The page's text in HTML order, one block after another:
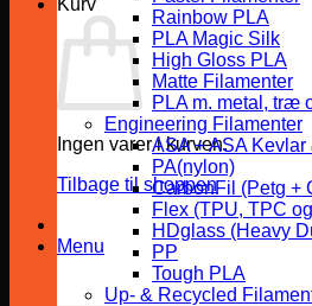
Kurv
Ingen varer i kurven.
Tilbage til shoppen
Menu
Rainbow PLA
PLA Magic Silk
High Gloss PLA
Matte Filamenter
PLA m. metal, træ
Engineering Filamenter
ASA + ASA Kevlar
PA(nylon)
CarbonFil (Petg +
Flex (TPU, TPC
HDglass (Heavy
PP
Tough PLA
Up- & Recycled